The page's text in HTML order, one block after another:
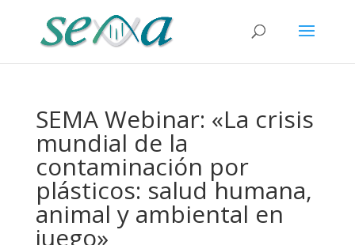
SEMA Webinar: «La crisis
mundial de la
contaminación por
plásticos: salud humana,
animal y ambiental en
juego»